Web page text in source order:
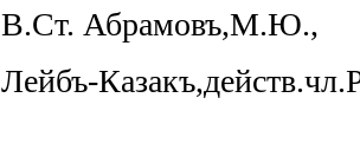
В.Ст. Абрамовъ,М.Ю.,
Лейбъ-